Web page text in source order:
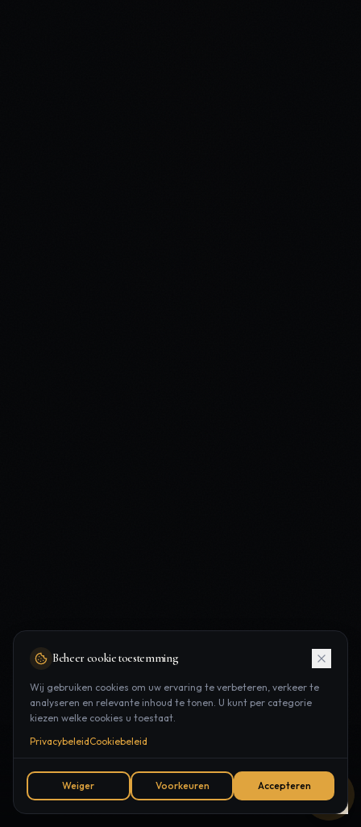
ONTDEK MEER
Beheer cookie toestemming
Wij gebruiken cookies om uw ervaring te verbeteren, verkeer te
analyseren en relevante inhoud te tonen. U kunt per categorie
kiezen welke cookies u toestaat.
PrivacybeleidCookiebeleid
Weiger Voorkeuren Accepteren